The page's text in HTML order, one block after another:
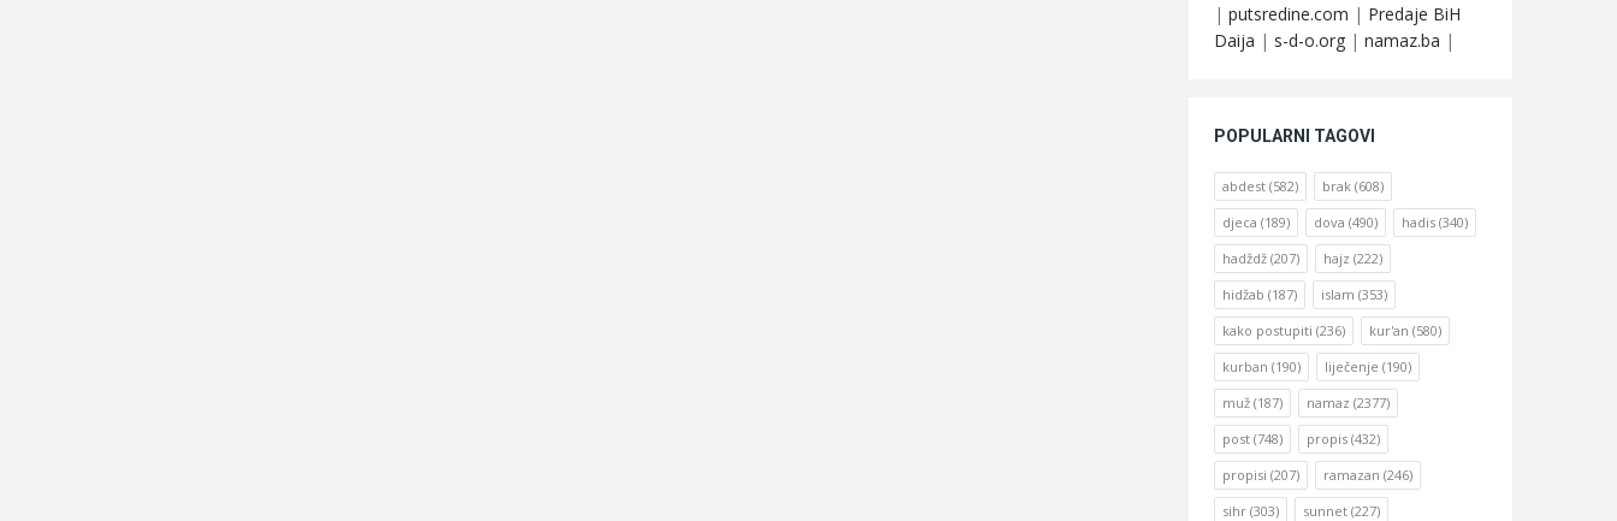
| putsredine.com | Predaje BiH
Daija | s-d-o.org | namaz.ba |
POPULARNI TAGOVI
abdest (582) brak (608)
djeca (189) dova (490) hadis (340)
hadždž (207) hajz (222)
hidžab (187) islam (353)
kako postupiti (236) kur'an (580)
kurban (190) liječenje (190)
muž (187) namaz (2377)
post (748) propis (432)
propisi (207) ramazan (246)
sihr (303) sunnet (227)